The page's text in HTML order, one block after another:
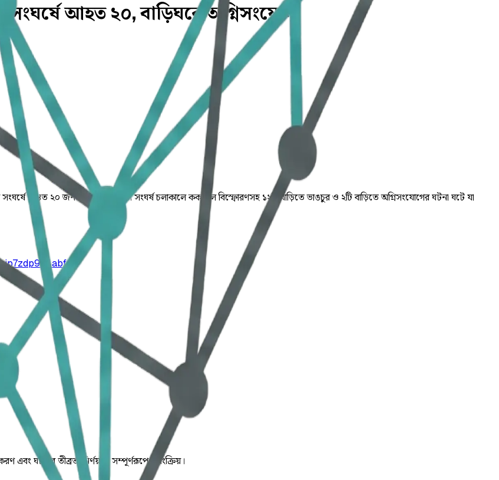
সংঘর্ষে আহত ২০, বাড়িঘরে অগ্নিসংযোগ
অন্তত ২০ জন আহত হয়েছেন। সংঘর্ষ চলাকালে ককটেল বিস্ফোরণসহ ১২টি বাড়িতে ভাঙচুর ও ২টি বাড়িতে অগ্নিসংযোগের ঘটনা ঘটে যা
এবং ঘটনার তীব্রতা নির্ণয় যা সম্পূর্ণরূপে স্বয়ংক্রিয়।